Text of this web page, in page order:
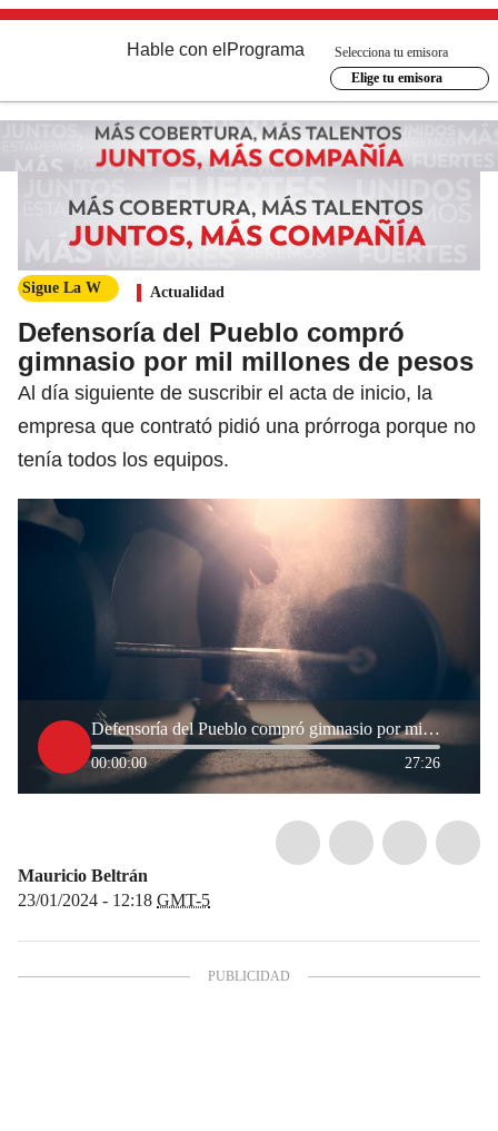
Hable con el Programa
Selecciona tu emisora
Elige tu emisora
Sigue La W Actualidad
Defensoría del Pueblo compró
gimnasio por mil millones de pesos
Al día siguiente de suscribir el acta de inicio, la
empresa que contrató pidió una prórroga porque no
tenía todos los equipos.
Defensoría del Pueblo compró gimnasio por mil millones de pesos
00:00:00 27:26
Mauricio Beltrán
23/01/2024 - 12:18 GMT-5